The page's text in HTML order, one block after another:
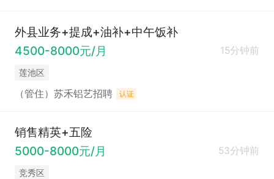
外县业务+提成+油补+中午饭补
4500-8000元/月
15分钟前
莲池区
（管住）苏禾铝艺招聘 认证
销售精英+五险
5000-8000元/月
53分钟前
竞秀区